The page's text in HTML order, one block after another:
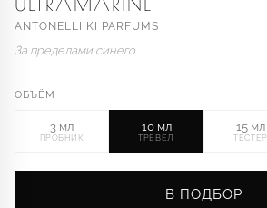
ANTONELLI KI PARFUMS
За пределами синего
ОБЪЁМ
3 мл
ПРОБНИК
10 мл
ТРЕВЕЛ
15 мл
ТЕСТЕР
В ПОДБОР